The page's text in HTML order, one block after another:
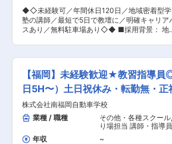
がい： 被災地での子ども支援に大きなやりが
充実感があります。迅速な支援が子どもの未来
変えるスピード感や、新たな災害支援のあり方
は地域の方々との素晴らしい出会いや協働が
れます。これらの経験を通じて、自ら道を切
更の範囲：会社の定める業務
で受講することが可能となります。 ※GWOに
て：風力設備オーナーや風力タービンメーカー
から構成される非営利組織 ■具体的には： トレ
ーニングセンターの受講者様の予約・受付・庶
等の一般事務担当の管理 ■組織体制について：
して、CO2を排出する車両を取り扱っている
から、SDGsに貢献または寄与できないかと模
しており、検討の末、グループ全体で、再生
エネルギー業界への参入を決定しました。中で
風力事業をメインドメインに見据えた結果、当
設立に至っております。 社名にもなっている
ｒａｆｆｅＷｏｒｋとは「特殊高所作業台」を
味しており、メーカーサービスマンとの打合せ
◆◇未経験可／年間休日120日／地域密着型学
塾の講師／最短で5日で教壇に／明確キャリア
スあり／無料駐車場あり◇◆ ■採用背景： 地域
を募集します。経験が浅い方でも安心して働
教育制度が整っており、地域の教育に貢献でき
環境です。 ■業務内容： 小学生にはまず正しい
学習習慣を身に着けてもらうことを第一目標
て、生徒に楽しく学んでもらえるような授業
開していただきます。中学生には高校受験の成
が第一目標となりますが、「シーズで学んで
った！」と思ってもらえるような地域ナンバー
ンの授業を目指していただきます。 ■特徴・魅
【福岡】未経験歓迎★教習指導員
日5H〜）土日祝休み・転勤無・正
アリ★
株式会社南福岡自動車学校
業種 / 職種
その他・各種スクール,
り場担当 講師・指導
年収
~